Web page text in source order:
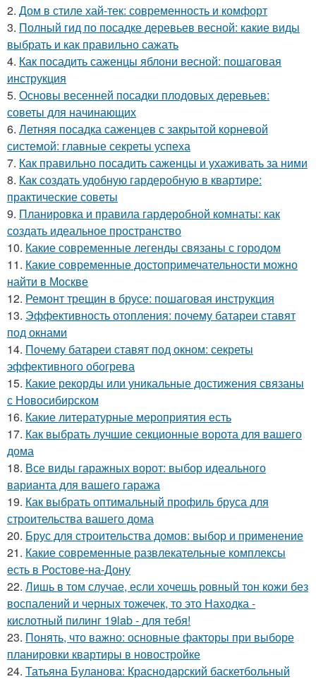
2. Дом в стиле хай-тек: современность и комфорт
3. Полный гид по посадке деревьев весной: какие виды
выбрать и как правильно сажать
4. Как посадить саженцы яблони весной: пошаговая
инструкция
5. Основы весенней посадки плодовых деревьев:
советы для начинающих
6. Летняя посадка саженцев с закрытой корневой
системой: главные секреты успеха
7. Как правильно посадить саженцы и ухаживать за ними
8. Как создать удобную гардеробную в квартире:
практические советы
9. Планировка и правила гардеробной комнаты: как
создать идеальное пространство
10. Какие современные легенды связаны с городом
11. Какие современные достопримечательности можно
найти в Москве
12. Ремонт трещин в брусе: пошаговая инструкция
13. Эффективность отопления: почему батареи ставят
под окнами
14. Почему батареи ставят под окном: секреты
эффективного обогрева
15. Какие рекорды или уникальные достижения связаны
с Новосибирском
16. Какие литературные мероприятия есть
17. Как выбрать лучшие секционные ворота для вашего
дома
18. Все виды гаражных ворот: выбор идеального
варианта для вашего гаража
19. Как выбрать оптимальный профиль бруса для
строительства вашего дома
20. Брус для строительства домов: выбор и применение
21. Какие современные развлекательные комплексы
есть в Ростове-на-Дону
22. Лишь в том случае, если хочешь ровный тон кожи без
воспалений и черных тожечек, то это Находка -
кислотный пилинг 19lab - для тебя!
23. Понять, что важно: основные факторы при выборе
планировки квартиры в новостройке
24. Татьяна Буланова: Краснодарский баскетбольный